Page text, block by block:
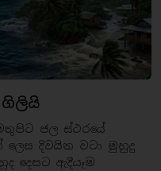
ජල ස්ථරයේ
ලෙස දිවයින වටා මුහුදු
දෙසට ඇදීයෑම